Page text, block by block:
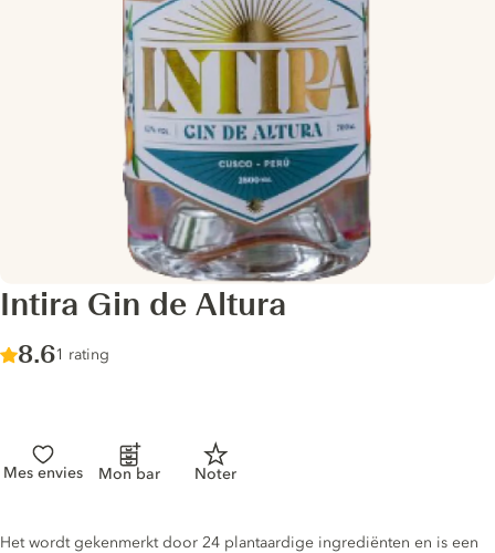
Intira Gin de Altura
Score :
8.6/ 10
1 rating
Mes envies Mon bar Noter
Gin description
Het wordt gekenmerkt door 24 plantaardige ingrediënten en is een